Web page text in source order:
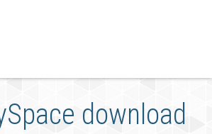
download